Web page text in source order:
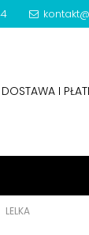
DOSTAWA I
LELKA